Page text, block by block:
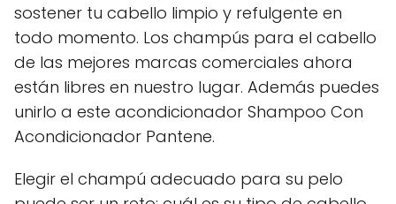
sostener tu cabello limpio y refulgente en
todo momento. Los champús para el cabello
de las mejores marcas comerciales ahora
están libres en nuestro lugar. Además puedes
unirlo a este acondicionador Shampoo Con
Acondicionador Pantene.
Elegir el champú adecuado para su pelo